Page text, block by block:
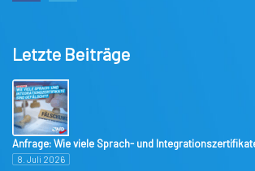
Letzte Beiträge
Anfrage: Wie viele Sprach- und
8. Juli 2026